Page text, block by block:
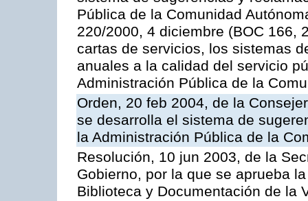
Pública de la Comunidad
220/2000, 4 diciembre (BOC 166,
cartas de servicios, los sistemas
anuales a la calidad del servicio
Administración Pública de la
Orden, 20 feb 2004, de la
se desarrolla el sistema de
la Administración Pública de la
Resolución, 10 jun 2003, de la
Gobierno, por la que se aprueba
Biblioteca y Documentación de la